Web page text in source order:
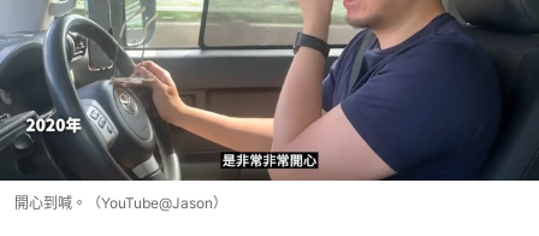
開心到喊。（YouTube@Jason）